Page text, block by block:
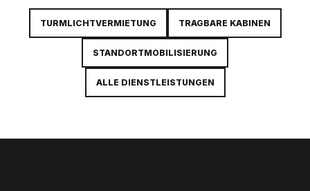
TURMLICHTVERMIETUNG TRAGBARE KABINEN
STANDORTMOBILISIERUNG
ALLE DIENSTLEISTUNGEN